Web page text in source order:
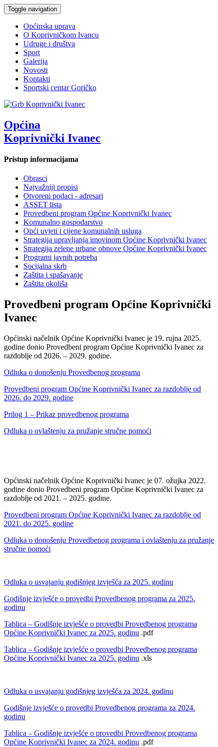
Toggle navigation
Općinska uprava
O Koprivničkom Ivancu
Udruge i društva
Sport
Galerija
Novosti
Kontakti
Sportski centar Goričko
Općina
Koprivnički Ivanec
Pristup informacijama
Obrasci
Najvažniji propisi
Otvoreni podaci - adresari
ASSET lista
Provedbeni program Općine Koprivnički Ivanec
Komunalno gospodarstvo
Opći uvjeti i cijene komunalnih usluga
Strategija upravljanja imovinom Općine Koprivnički Ivanec
Strategija zelene urbane obnove Općine Koprivnički Ivanec
Programi javnih potreba
Socijalna skrb
Zaštita i spašavanje
Zaštita okoliša
Provedbeni program Općine Koprivnički
Ivanec
Općinski načelnik Općine Koprivnički Ivanec je 19. rujna 2025.
godine donio Provedbeni program Općine Koprivnički Ivanec za
razdoblje od 2026. – 2029. godine.
Odluka o donošenju Provedbenog programa
Provedbeni program Općine Koprivnički Ivanec za razdoblje od
2026. do 2029. godine
Prilog 1 – Prikaz provedbenog programa
Odluka o ovlaštenju za pružanje stručne pomoći
Općinski načelnik Općine Koprivnički Ivanec je 07. ožujka 2022.
godine donio Provedbeni program Općine Koprivnički Ivanec za
razdoblje od 2021. – 2025. godine.
Provedbeni program Općine Koprivnički Ivanec za razdoblje od
2021. do 2025. godine
Odluka o donošenju Provedbenog programa i ovlaštenju za pružanje
stručne pomoći
Odluka o usvajanju godišnjeg izvješća za 2025. godinu
Godišnje izvješće o provedbi Provedbenog programa za 2025.
godinu
Tablica – Godišnje izvješće o provedbi Provedbenog programa
Općine Koprivnički Ivanec za 2025. godinu .pdf
Tablica – Godišnje izvješće o provedbi Provedbenog programa
Općine Koprivnički Ivanec za 2025. godinu .xls
Odluka o usvajanju godišnjeg izvješća za 2024. godinu
Godišnje izvješće o provedbi Provedbenog programa za 2024.
godinu
Tablica – Godišnje izvješće o provedbi Provedbenog programa
Općine Koprivnički Ivanec za 2024. godinu .pdf